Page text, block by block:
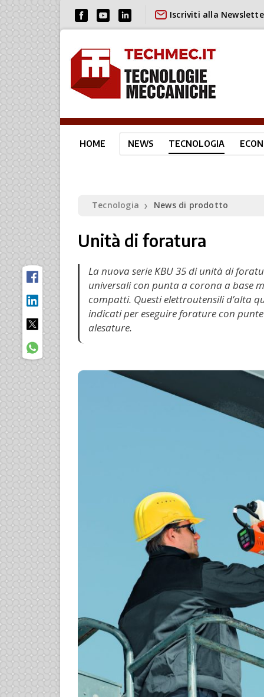
Iscriviti alla
HOME NEWS TECNOLOGIA
Tecnologia ❯ News di prodotto
Unità di foratura
La nuova serie KBU 35 di unità di
universali con punta a corona a base
compatti. Questi elettroutensili d’alta
indicati per eseguire forature con
alesature.